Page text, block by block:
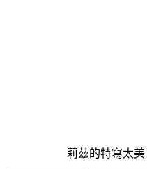
莉茲的特寫太